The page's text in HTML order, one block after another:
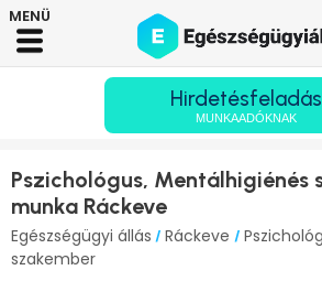
Hirdetésfeladás
MUNKAADÓKNAK
Pszichológus, Mentálhigiénés
munka Ráckeve
Egészségügyi állás / Ráckeve /
szakember